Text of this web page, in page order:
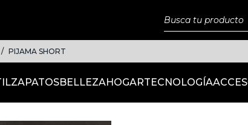
PIJAMA SHORT
ZAPATOSBELLEZAHOGARTECNOLOGÍA